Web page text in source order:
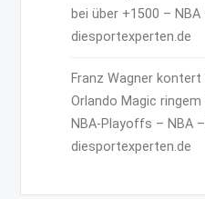
bei über +1500 –
diesportexperten.de
Franz Wagner kontert
Orlando Magic
NBA-Playoffs – NBA
diesportexperten.de